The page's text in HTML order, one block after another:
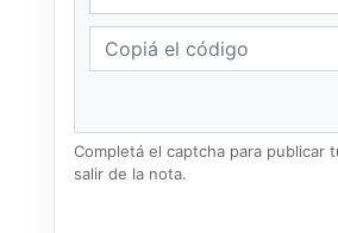
Completá el captcha para publicar
salir de la nota.